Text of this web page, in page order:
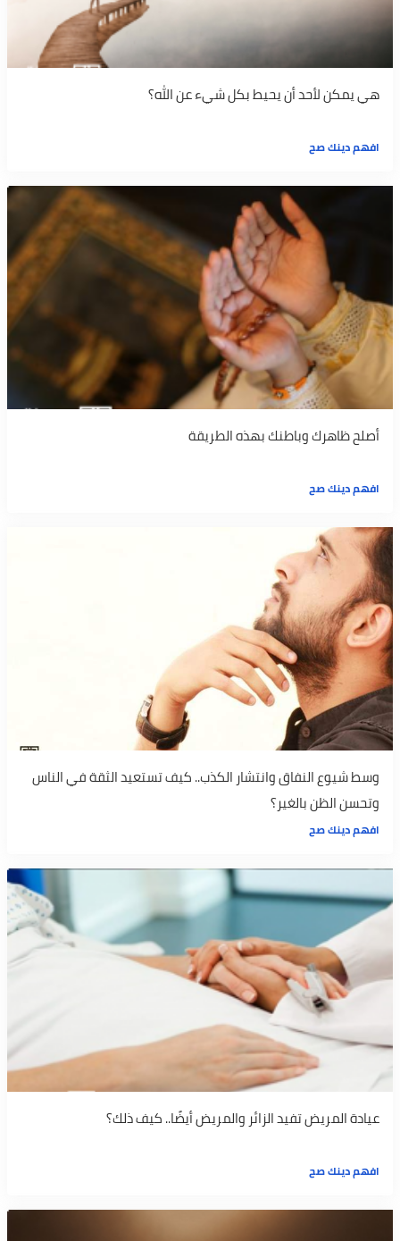
هي يمكن لأحد أن يحيط بكل شيء عن الله؟
افهم دينك صح
أصلح ظاهرك وباطنك بهذه الطريقة
افهم دينك صح
وسط شيوع النفاق وانتشار الكذب.. كيف تستعيد الثقة في الناس
وتحسن الظن بالغير؟
افهم دينك صح
عيادة المريض تفيد الزائر والمريض أيضًا.. كيف ذلك؟
افهم دينك صح